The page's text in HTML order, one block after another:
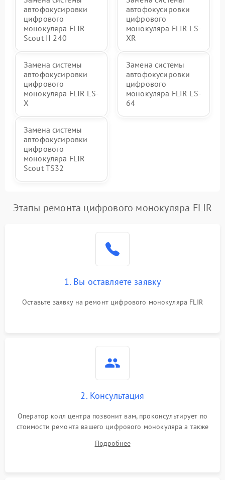
автофокусировки
цифрового
монокуляра FLIR
Scout II 240
автофокусировки
цифрового
монокуляра FLIR LS-
XR
Замена системы
автофокусировки
цифрового
монокуляра FLIR LS-
X
Замена системы
автофокусировки
цифрового
монокуляра FLIR LS-
64
Замена системы
автофокусировки
цифрового
монокуляра FLIR
Scout TS32
Этапы ремонта цифрового монокуляра FLIR
1. Вы оставляете заявку
Оставьте заявку на ремонт цифрового монокуляра FLIR
2. Консультация
Оператор колл центра позвонит вам, проконсультирует по
стоимости ремонта вашего цифрового монокуляра а также
Подробнее